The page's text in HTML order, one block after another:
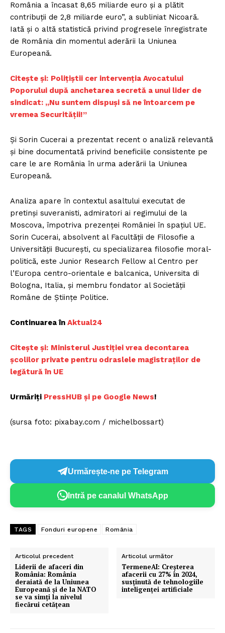
România a încasat 8,65 miliarde euro și a plătit
contribuții de 2,8 miliarde euro”, a subliniat Nicoară.
Iată și o altă statistică privind progresele înregistrate
de România din momentul aderării la Uniunea
Europeană.
Citește și: Polițiștii cer intervenția Avocatului
Poporului după anchetarea secretă a unui lider de
sindicat: „Nu suntem dispuși să ne întoarcem pe
vremea Securității!”
Și Sorin Cucerai a prezentat recent o analiză relevantă
și bine documentată privind beneficiile consistente pe
care le are România în urma aderării la Uniunea
Europeană.
Analiza apare în contextul asaltului executat de
pretinși suveranisti, admiratori ai regimului de la
Moscova, împotriva prezenței României în spațiul UE.
Sorin Cucerai, absolvent al Facultății de Filosofie a
Universității București, cu specializarea filosofie moral-
politică, este Junior Research Fellow al Centro per
l’Europa centro-orientale e balcanica, Universita di
Bologna, Italia, și membru fondator al Societății
Române de Științe Politice.
Continuarea în Aktual24
Citește și: Ministerul Justiției vrea decontarea
școlilor private pentru odraslele magistraților de
legătură în UE
Urmăriți PressHUB și pe Google News!
(sursa foto: pixabay.com / michelbossart)
Urmărește-ne pe Telegram
Intră pe canalul WhatsApp
TAGS Fonduri europene România
Articolul precedent
Liderii de afaceri din
România: România
deraiată de la Uniunea
Europeană și de la NATO
se va simți la nivelul
fiecărui cetățean
Articolul următor
TermeneAI: Creșterea
afacerii cu 27% în 2024,
susținută de tehnologiile
inteligenței artificiale